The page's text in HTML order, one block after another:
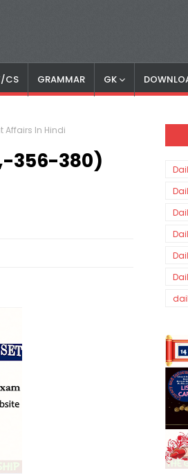
CS GRAMMAR GK
Affairs In Hindi
356-380)